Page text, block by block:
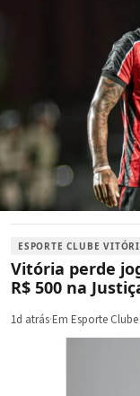
ESPORTE CLUBE
Vitória perde
R$ 500 na
1d atrás·Em Esporte